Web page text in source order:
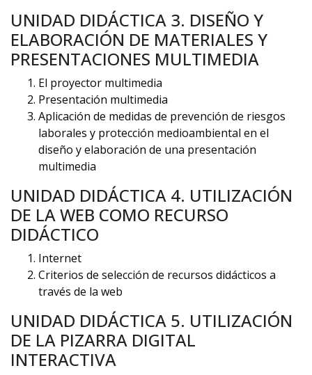
UNIDAD DIDÁCTICA 3. DISEÑO Y
ELABORACIÓN DE MATERIALES Y
PRESENTACIONES MULTIMEDIA
El proyector multimedia
Presentación multimedia
Aplicación de medidas de prevención de riesgos
laborales y protección medioambiental en el
diseño y elaboración de una presentación
multimedia
UNIDAD DIDÁCTICA 4. UTILIZACIÓN
DE LA WEB COMO RECURSO
DIDÁCTICO
Internet
Criterios de selección de recursos didácticos a
través de la web
UNIDAD DIDÁCTICA 5. UTILIZACIÓN
DE LA PIZARRA DIGITAL
INTERACTIVA